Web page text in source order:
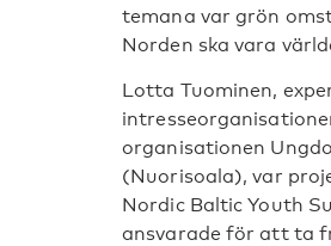
temana var grön
Norden ska vara
Lotta Tuominen,
organisationen
(Nuorisoala), var
Nordic Baltic Youth
ansvarade för att ta